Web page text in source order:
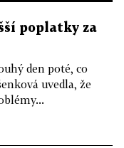
poplatky za
den poté, co
uvedla, že